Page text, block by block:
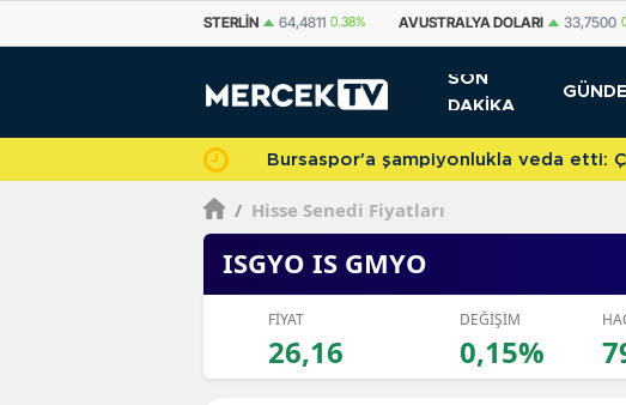
AVUSTRALYA DOLARI 33,7500 0.69% KANADA DOLARI
SON
DAKİKA
Bursaspor'a şampiyonlukla veda etti:
/ Hisse Senedi Fiyatları
ISGYO IS GMYO
FİYAT
26,16
DEĞİŞİM
0,15%